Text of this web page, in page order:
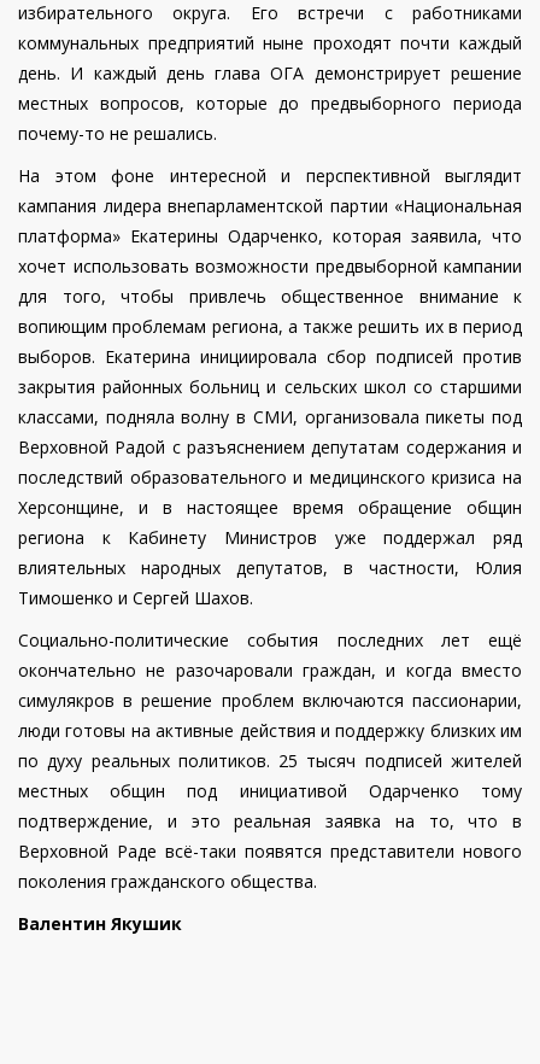
избирательного округа. Его встречи с работниками
коммунальных предприятий ныне проходят почти каждый
день. И каждый день глава ОГА демонстрирует решение
местных вопросов, которые до предвыборного периода
почему-то не решались.
На этом фоне интересной и перспективной выглядит
кампания лидера внепарламентской партии «Национальная
платформа» Екатерины Одарченко, которая заявила, что
хочет использовать возможности предвыборной кампании
для того, чтобы привлечь общественное внимание к
вопиющим проблемам региона, а также решить их в период
выборов. Екатерина инициировала сбор подписей против
закрытия районных больниц и сельских школ со старшими
классами, подняла волну в СМИ, организовала пикеты под
Верховной Радой с разъяснением депутатам содержания и
последствий образовательного и медицинского кризиса на
Херсонщине, и в настоящее время обращение общин
региона к Кабинету Министров уже поддержал ряд
влиятельных народных депутатов, в частности, Юлия
Тимошенко и Сергей Шахов.
Социально-политические события последних лет ещё
окончательно не разочаровали граждан, и когда вместо
симулякров в решение проблем включаются пассионарии,
люди готовы на активные действия и поддержку близких им
по духу реальных политиков. 25 тысяч подписей жителей
местных общин под инициативой Одарченко тому
подтверждение, и это реальная заявка на то, что в
Верховной Раде всё-таки появятся представители нового
поколения гражданского общества.
Валентин Якушик